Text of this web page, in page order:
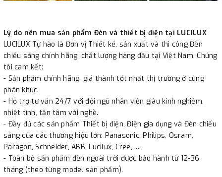
Lý do nên mua sản phẩm Đèn và thiết bị điện tại LUCILUX
LUCILUX Tự hào là Đơn vị Thiết kế, sản xuất và thi công Đèn
chiếu sáng chính hãng, chất lượng hàng đầu tại Việt Nam. Chúng
tôi cam kết:
- Sản phẩm chính hãng, giá thành tốt nhất thị trường ở cùng
phân khúc.
- Hỗ trợ tư vấn 24/7 với đội ngũ nhân viên giàu kinh nghiệm,
nhiệt tình, tận tâm với nghề.
- Đầy đủ các sản phẩm Thiết bị điện, Điện gia dụng và Đèn chiếu
sáng của các thương hiệu lớn: Panasonic, Philips, Osram,
Paragon, Schneider, ABB, Lucilux, Cree, ....
- Toàn bộ sản phẩm đèn ngoài trời được bảo hành từ 12-36
tháng (theo từng model sản phẩm).